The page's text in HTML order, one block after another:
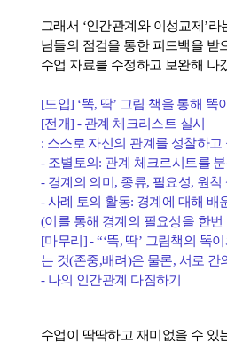
그래서 ‘인간관계와 이성교제 ’라
님들의 점검을 통한 피드백을 받
수업 자료를 수정하고 보완해 나
[도입] ‘똑, 딱’ 그림 책을 통해 똑
[전개] - 관계 체크리스트 실시
: 스스로 자신의 관계를 성찰하
- 조별토의 : 관계 체크르시트를
- 경계의 의미 , 종류, 필요성, 원칙
-사례 토의 활동: 경계에 대해 배
(이를 통해 경계의 필요성을 한번
[마무리 ] - “‘똑, 딱’ 그림책의 똑
는 것(존중,배려)은 물론, 서로 간
- 나의 인간관계 다짐하기
수업이 딱딱하고 재미없을 수 있